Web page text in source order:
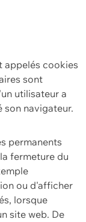
appelés cookies
sont
utilisateur a
son navigateur.
permanents
fermeture du
ou d'afficher
lorsque
site web. De